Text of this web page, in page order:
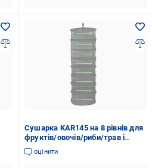
Сушарка KAR145 на 8 рівнів для
фруктів/овочів/риби/трав і
грибів 60×160 см (1658)
оцінити